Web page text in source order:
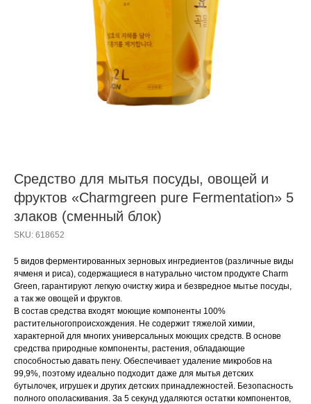
Средство для мытья посуды, овощей и
фруктов «Charmgreen pure Fermentation» 5
злаков (сменный блок)
SKU: 618652
5 видов ферментированных зерновых ингредиентов (различные виды
ячменя и риса), содержащиеся в натурально чистом продукте Charm
Green, гарантируют легкую очистку жира и безвредное мытье посуды,
а так же овощей и фруктов.
В состав средства входят моющие компоненты 100%
растительногопроисхождения. Не содержит тяжелой химии,
характерной для многих универсальных моющих средств. В основе
средства природные компоненты, растения, обладающие
способностью давать пену. Обеспечивает удаление микробов на
99,9%, поэтому идеально подходит даже для мытья детских
бутылочек, игрушек и других детских принадлежностей. Безопасность
полного ополаскивания. За 5 секунд удаляются остатки компонентов,